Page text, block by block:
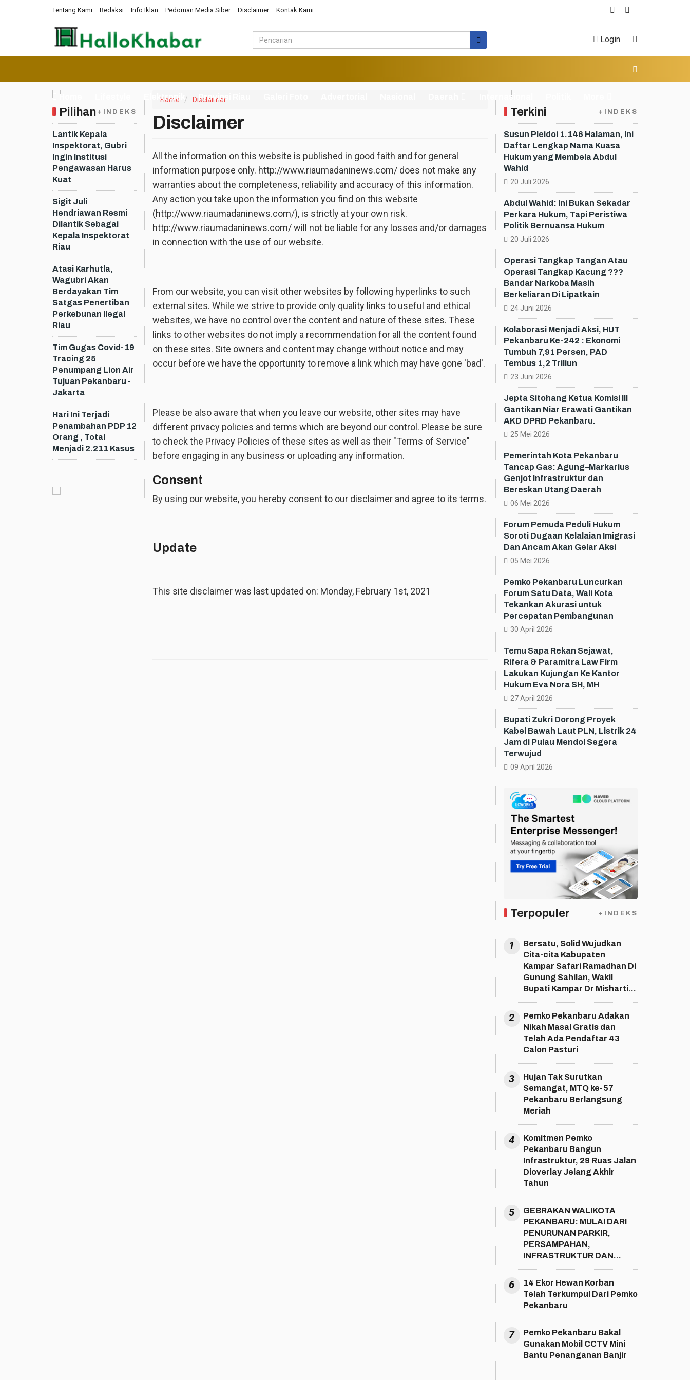
Tentang Kami Redaksi Info Iklan Pedoman Media Siber Disclaimer Kontak Kami
Login
Home Elektronik Provinsi Riau Internasional
Pilihan +INDEKS
Lantik Kepala
Inspektorat, Gubri
Ingin Institusi
Pengawasan Harus
Kuat
Sigit Juli
Hendriawan Resmi
Dilantik Sebagai
Kepala Inspektorat
Riau
Atasi Karhutla,
Wagubri Akan
Berdayakan Tim
Satgas Penertiban
Perkebunan Ilegal
Riau
Tim Gugas Covid-19
Tracing 25
Penumpang Lion Air
Tujuan Pekanbaru -
Jakarta
Hari Ini Terjadi
Penambahan PDP 12
Orang , Total
Menjadi 2.211 Kasus
Home Disclaimer
Disclaimer
All the information on this website is published in good faith and for general
information purpose only. http://www.riaumadaninews.com/ does not make any
warranties about the completeness, reliability and accuracy of this information.
Any action you take upon the information you find on this website
(http://www.riaumadaninews.com/), is strictly at your own risk.
http://www.riaumadaninews.com/ will not be liable for any losses and/or damages
in connection with the use of our website.
From our website, you can visit other websites by following hyperlinks to such
external sites. While we strive to provide only quality links to useful and ethical
websites, we have no control over the content and nature of these sites. These
links to other websites do not imply a recommendation for all the content found
on these sites. Site owners and content may change without notice and may
occur before we have the opportunity to remove a link which may have gone 'bad'.
Please be also aware that when you leave our website, other sites may have
different privacy policies and terms which are beyond our control. Please be sure
to check the Privacy Policies of these sites as well as their "Terms of Service"
before engaging in any business or uploading any information.
Consent
By using our website, you hereby consent to our disclaimer and agree to its terms.
Update
This site disclaimer was last updated on: Monday, February 1st, 2021
Terkini +INDEKS
Susun Pleidoi 1.146 Halaman, Ini
Daftar Lengkap Nama Kuasa
Hukum yang Membela Abdul
Wahid
20 Juli 2026
Abdul Wahid: Ini Bukan Sekadar
Perkara Hukum, Tapi Peristiwa
Politik Bernuansa Hukum
20 Juli 2026
Operasi Tangkap Tangan Atau
Operasi Tangkap Kacung ???
Bandar Narkoba Masih
Berkeliaran Di Lipatkain
24 Juni 2026
Kolaborasi Menjadi Aksi, HUT
Pekanbaru Ke-242 : Ekonomi
Tumbuh 7,91 Persen, PAD
Tembus 1,2 Triliun
23 Juni 2026
Jepta Sitohang Ketua Komisi III
Gantikan Niar Erawati Gantikan
AKD DPRD Pekanbaru.
25 Mei 2026
Pemerintah Kota Pekanbaru
Tancap Gas: Agung–Markarius
Genjot Infrastruktur dan
Bereskan Utang Daerah
06 Mei 2026
Forum Pemuda Peduli Hukum
Soroti Dugaan Kelalaian Imigrasi
Dan Ancam Akan Gelar Aksi
05 Mei 2026
Pemko Pekanbaru Luncurkan
Forum Satu Data, Wali Kota
Tekankan Akurasi untuk
Percepatan Pembangunan
30 April 2026
Temu Sapa Rekan Sejawat,
Rifera & Paramitra Law Firm
Lakukan Kujungan Ke Kantor
Hukum Eva Nora SH, MH
27 April 2026
Bupati Zukri Dorong Proyek
Kabel Bawah Laut PLN, Listrik 24
Jam di Pulau Mendol Segera
Terwujud
09 April 2026
Terpopuler +INDEKS
1
Bersatu, Solid Wujudkan
Cita-cita Kabupaten
Kampar Safari Ramadhan Di
Gunung Sahilan, Wakil
Bupati Kampar Dr Misharti
Wujudkan Cita-cita
Kabupaten Kampar
2
Pemko Pekanbaru Adakan
Nikah Masal Gratis dan
Telah Ada Pendaftar 43
Calon Pasturi
3
Hujan Tak Surutkan
Semangat, MTQ ke-57
Pekanbaru Berlangsung
Meriah
4
Komitmen Pemko
Pekanbaru Bangun
Infrastruktur, 29 Ruas Jalan
Dioverlay Jelang Akhir
Tahun
5
GEBRAKAN WALIKOTA
PEKANBARU: MULAI DARI
PENURUNAN PARKIR,
PERSAMPAHAN,
INFRASTRUKTUR DAN
6
14 Ekor Hewan Korban
Telah Terkumpul Dari Pemko
Pekanbaru
7
Pemko Pekanbaru Bakal
Gunakan Mobil CCTV Mini
Bantu Penanganan Banjir